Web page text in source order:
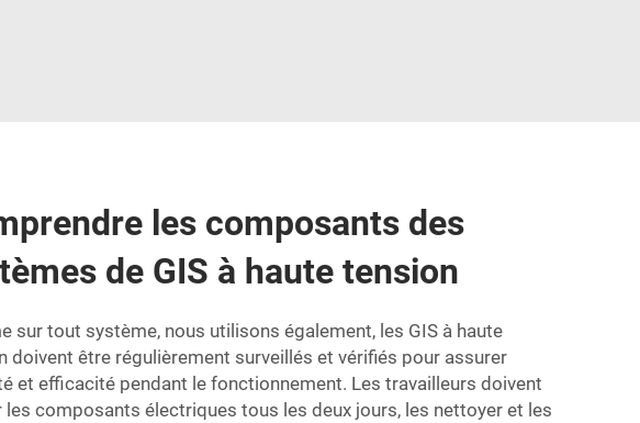
les composants des
de GIS à haute tension
sur tout système, nous utilisons également, les GIS à haute
doivent être régulièrement surveillés et vérifiés pour assurer
et efficacité pendant le fonctionnement. Les travailleurs doivent
les composants électriques tous les deux jours, les nettoyer et les